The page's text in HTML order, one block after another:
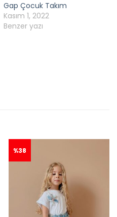
Gap Çocuk Takım
Kasım 1, 2022
Benzer yazı
%38